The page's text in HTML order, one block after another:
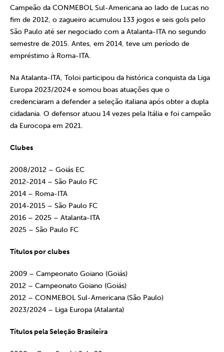
Campeão da CONMEBOL Sul-Americana ao lado de Lucas no
fim de 2012, o zagueiro acumulou 133 jogos e seis gols pelo
São Paulo até ser negociado com a Atalanta-ITA no segundo
semestre de 2015. Antes, em 2014, teve um período de
empréstimo à Roma-ITA.
Na Atalanta-ITA, Toloi participou da histórica conquista da Liga
Europa 2023/2024 e somou boas atuações que o
credenciaram a defender a seleção italiana após obter a dupla
cidadania. O defensor atuou 14 vezes pela Itália e foi campeão
da Eurocopa em 2021.
Clubes
2008/2012 – Goiás EC
2012-2014 – São Paulo FC
2014 – Roma-ITA
2014-2015 – São Paulo FC
2016 – 2025 – Atalanta-ITA
2025 – São Paulo FC
Títulos por clubes
2009 – Campeonato Goiano (Goiás)
2012 – Campeonato Goiano (Goiás)
2012 – CONMEBOL Sul-Americana (São Paulo)
2023/2024 – Liga Europa (Atalanta)
Títulos pela Seleção Brasileira